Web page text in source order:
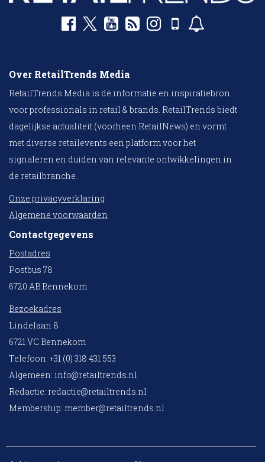
Over RetailTrends Media
RetailTrends Media is dé informatie en inspiratiebron
voor professionals in retail & brands. RetailTrends biedt
dagelijkse actualiteit (voorheen RetailNews) en vormt
met diverse retailevents een platform voor het
signaleren en duiden van relevante ontwikkelingen in
de retailbranche.
Onze privacyverklaring
Algemene voorwaarden
Contactgegevens
Postadres
Postbus 78
6720 AB Bennekom
Bezoekadres
Lindelaan 8
6721 VC Bennekom
Telefoon: +31 (0) 318 431 553
Algemeen: info@retailtrends.nl
Redactie: redactie@retailtrends.nl
Membership: member@retailtrends.nl